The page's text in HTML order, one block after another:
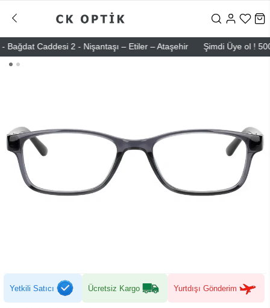
Caddesi 2 - Nişantaşı – Etiler – Ataşehir Şimdi Üye ol ! 5000
Yetkili Satıcı Ücretsiz Kargo Yurtdışı Gönderim